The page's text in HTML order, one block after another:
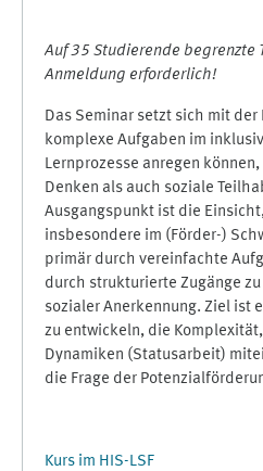
Auf 35 Studierende begrenzte
Anmeldung erforderlich!
Das Seminar setzt sich mit der
komplexe Aufgaben im
Lernprozesse anregen
Denken als auch soziale
Ausgangspunkt ist die
insbesondere im (Förder-)
primär durch vereinfachte
durch strukturierte Zugänge
sozialer Anerkennung. Ziel ist
zu entwickeln, die
Dynamiken (Statusarbeit)
die Frage der
Kurs im HIS-LSF